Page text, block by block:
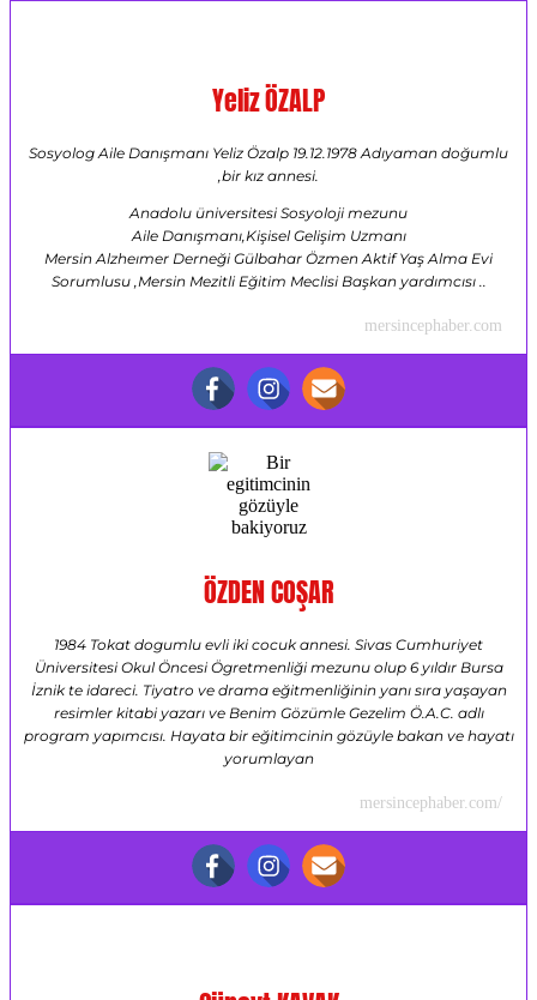
Yeliz ÖZALP
Sosyolog Aile Danışmanı Yeliz Özalp 19.12.1978 Adıyaman doğumlu
,bir kız annesi.
Anadolu üniversitesi Sosyoloji mezunu
Aile Danışmanı,Kişisel Gelişim Uzmanı
Mersin Alzheımer Derneği Gülbahar Özmen Aktif Yaş Alma Evi
Sorumlusu ,Mersin Mezitli Eğitim Meclisi Başkan yardımcısı ..
mersincephaber.com
ÖZDEN COŞAR
1984 Tokat dogumlu evli iki cocuk annesi. Sivas Cumhuriyet
Üniversitesi Okul Öncesi Ögretmenliği mezunu olup 6 yıldır Bursa
İznik te idareci. Tiyatro ve drama eğitmenliğinin yanı sıra yaşayan
resimler kitabi yazarı ve Benim Gözümle Gezelim Ö.A.C. adlı
program yapımcısı. Hayata bir eğitimcinin gözüyle bakan ve hayatı
yorumlayan
mersincephaber.com/